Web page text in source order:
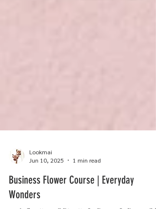
Jun 10, 2025
1 min read
Business Flower Course | Everyday